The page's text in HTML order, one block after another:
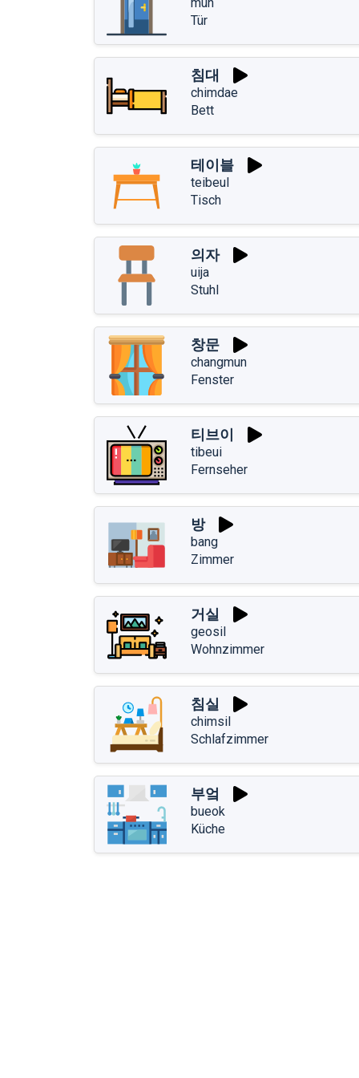
Tür
침대
chimdae
Bett
테이블
teibeul
Tisch
의자
uija
Stuhl
창문
changmun
Fenster
티브이
tibeui
Fernseher
방
bang
Zimmer
거실
geosil
Wohnzimmer
침실
chimsil
Schlafzimmer
부엌
bueok
Küche